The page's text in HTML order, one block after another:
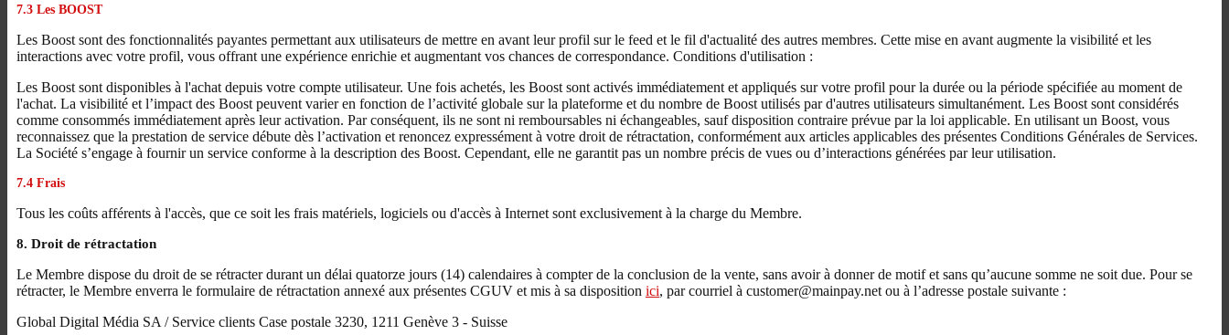
7.3 Les BOOST
Les Boost sont des fonctionnalités payantes permettant aux utilisateurs de mettre en avant leur profil sur le feed et le fil d'actualité des autres membres. Cette mise en avant augmente la visibilité et les
interactions avec votre profil, vous offrant une expérience enrichie et augmentant vos chances de correspondance. Conditions d'utilisation :
Les Boost sont disponibles à l'achat depuis votre compte utilisateur. Une fois achetés, les Boost sont activés immédiatement et appliqués sur votre profil pour la durée ou la période spécifiée au moment de
l'achat. La visibilité et l’impact des Boost peuvent varier en fonction de l’activité globale sur la plateforme et du nombre de Boost utilisés par d'autres utilisateurs simultanément. Les Boost sont considérés
comme consommés immédiatement après leur activation. Par conséquent, ils ne sont ni remboursables ni échangeables, sauf disposition contraire prévue par la loi applicable. En utilisant un Boost, vous
reconnaissez que la prestation de service débute dès l’activation et renoncez expressément à votre droit de rétractation, conformément aux articles applicables des présentes Conditions Générales de Services.
La Société s’engage à fournir un service conforme à la description des Boost. Cependant, elle ne garantit pas un nombre précis de vues ou d’interactions générées par leur utilisation.
7.4 Frais
Tous les coûts afférents à l'accès, que ce soit les frais matériels, logiciels ou d'accès à Internet sont exclusivement à la charge du Membre.
8. Droit de rétractation
Le Membre dispose du droit de se rétracter durant un délai quatorze jours (14) calendaires à compter de la conclusion de la vente, sans avoir à donner de motif et sans qu’aucune somme ne soit due. Pour se
rétracter, le Membre enverra le formulaire de rétractation annexé aux présentes CGUV et mis à sa disposition ici, par courriel à customer@mainpay.net ou à l’adresse postale suivante :
Global Digital Média SA / Service clients Case postale 3230, 1211 Genève 3 - Suisse